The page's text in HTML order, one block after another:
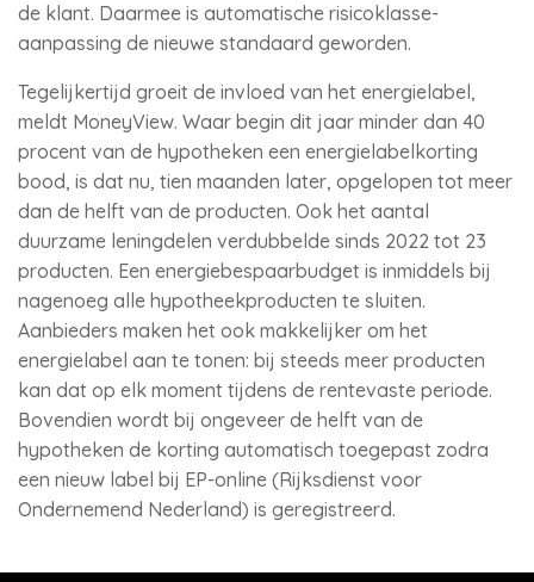
de klant. Daarmee is automatische risicoklasse-
aanpassing de nieuwe standaard geworden.
Tegelijkertijd groeit de invloed van het energielabel,
meldt MoneyView. Waar begin dit jaar minder dan 40
procent van de hypotheken een energielabelkorting
bood, is dat nu, tien maanden later, opgelopen tot meer
dan de helft van de producten. Ook het aantal
duurzame leningdelen verdubbelde sinds 2022 tot 23
producten. Een energiebespaarbudget is inmiddels bij
nagenoeg alle hypotheekproducten te sluiten.
Aanbieders maken het ook makkelijker om het
energielabel aan te tonen: bij steeds meer producten
kan dat op elk moment tijdens de rentevaste periode.
Bovendien wordt bij ongeveer de helft van de
hypotheken de korting automatisch toegepast zodra
een nieuw label bij EP-online (Rijksdienst voor
Ondernemend Nederland) is geregistreerd.